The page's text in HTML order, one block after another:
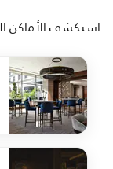
استكشف الأماكن
Harvest + Vine